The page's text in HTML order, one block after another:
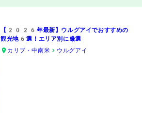
【2026年最新】ウルグアイでおすすめの
観光地6選！エリア別に厳選
カリブ・中南米
ウルグアイ